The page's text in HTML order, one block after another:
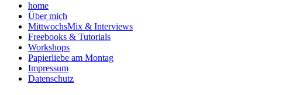
home
Über mich
MittwochsMix & Interviews
Freebooks & Tutorials
Workshops
Papierliebe am Montag
Impressum
Datenschutz